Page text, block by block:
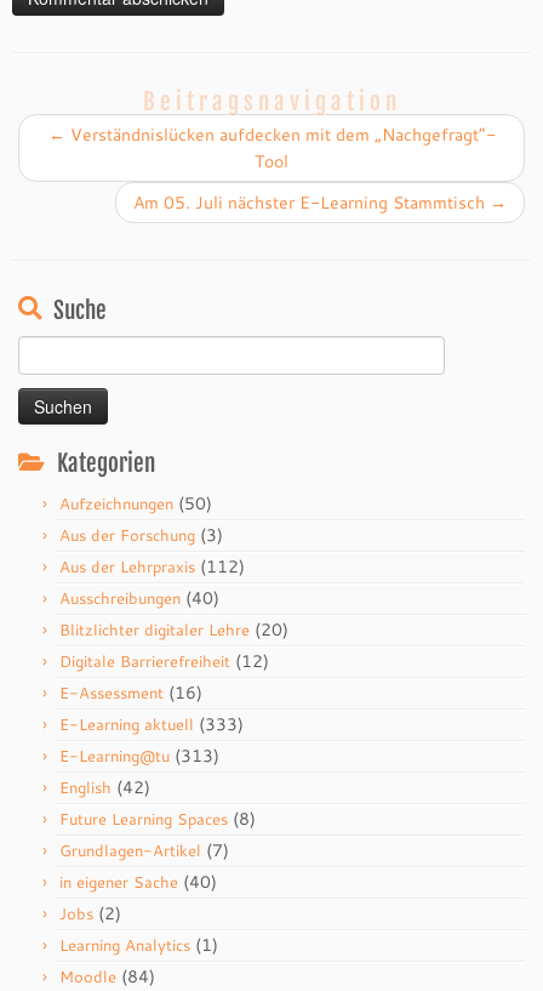
Beitragsnavigation
← Verständnislücken aufdecken mit dem „Nachgefragt“-
Tool
Am 05. Juli nächster E-Learning Stammtisch →
Suche
nach:
Kategorien
Aufzeichnungen (50)
Aus der Forschung (3)
Aus der Lehrpraxis (112)
Ausschreibungen (40)
Blitzlichter digitaler Lehre (20)
Digitale Barrierefreiheit (12)
E-Assessment (16)
E-Learning aktuell (333)
E-Learning@tu (313)
English (42)
Future Learning Spaces (8)
Grundlagen-Artikel (7)
in eigener Sache (40)
Jobs (2)
Learning Analytics (1)
Moodle (84)